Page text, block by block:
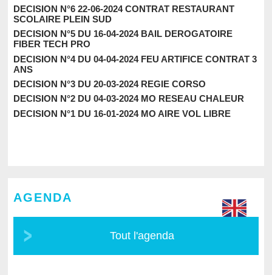
DECISION N°6 22-06-2024 CONTRAT RESTAURANT
SCOLAIRE PLEIN SUD
DECISION N°5 DU 16-04-2024 BAIL DEROGATOIRE
FIBER TECH PRO
DECISION N°4 DU 04-04-2024 FEU ARTIFICE CONTRAT 3
ANS
DECISION N°3 DU 20-03-2024 REGIE CORSO
DECISION N°2 DU 04-03-2024 MO RESEAU CHALEUR
DECISION N°1 DU 16-01-2024 MO AIRE VOL LIBRE
AGENDA
Tout l'agenda